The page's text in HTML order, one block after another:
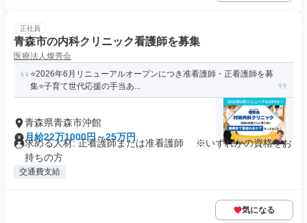
正社員
青森市の内科クリニック看護師を募集
医療法人燦秀会
⭐2026年6月リニューアルオープンにつき准看護師・正看護師を募
集⭐子育て世代応援の手当あ...
青森県青森市沖館
月給22万1000円～25万円
求める人材: 正看護師または准看護師 ※いずれかの資格をお
持ちの方
交通費支給
気になる